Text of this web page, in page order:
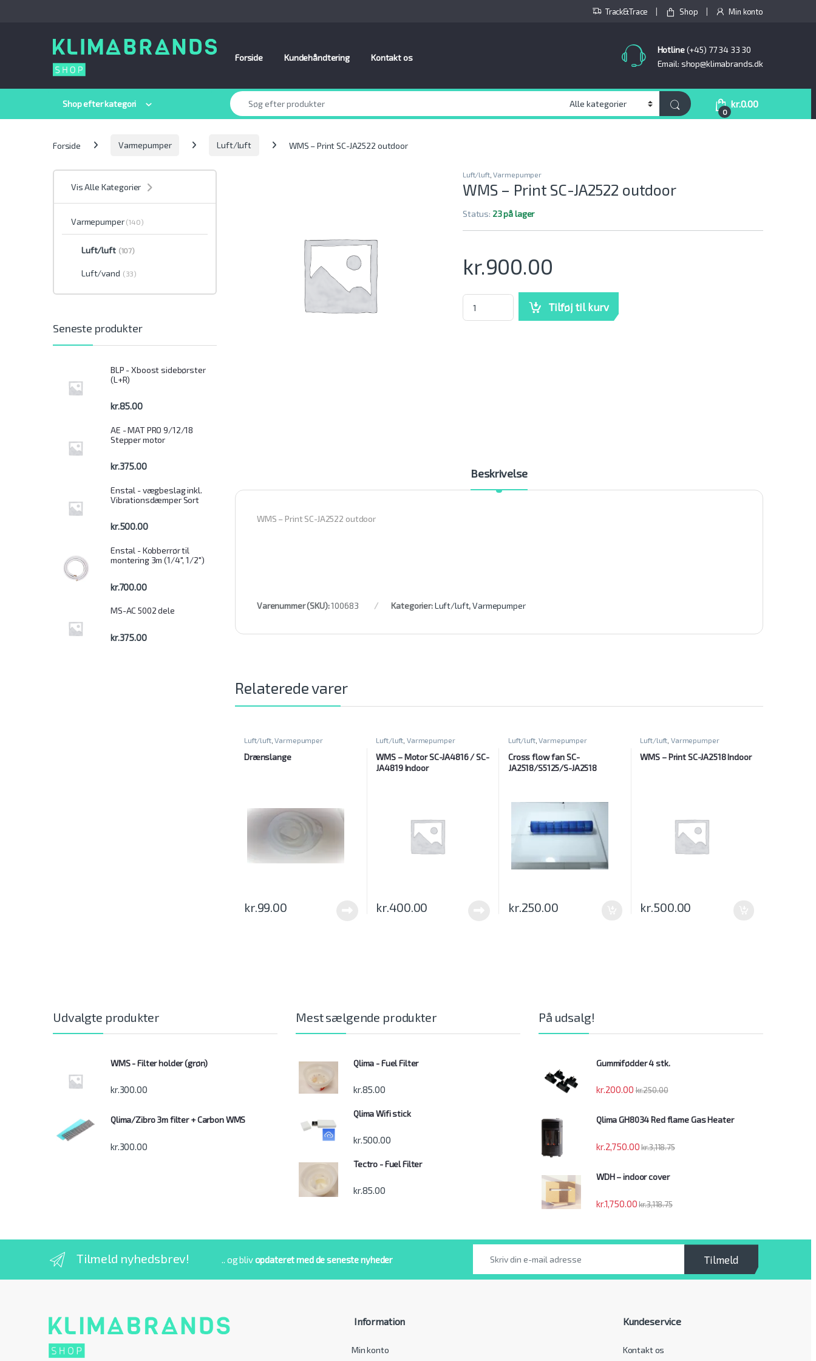
Track&Trace Shop Min konto
Forside Kundehåndtering Kontakt os
Hotline(+45) 77 34 33 30
Email: shop@klimabrands.dk
Shop efter kategori
Søge efter:
0
kr.0.00
Forside Varmepumper Luft/luft WMS – Print SC-JA2522 outdoor
Luft/luft,Varmepumper
WMS – Print SC-JA2522 outdoor
Status: 23 på lager
kr.900.00
WMS - Print SC-JA2522 outdoor mængde
Tilføj til kurv
Beskrivelse
WMS – Print SC-JA2522 outdoor
Varenummer (SKU):100683 Kategorier:Luft/luft,Varmepumper
Relaterede varer
Luft/luft,Varmepumper
Drænslange
kr.99.00
Luft/luft Varmepumper
WMS – Motor SC-JA4816 / SC-
JA4819 Indoor
kr.400.00
Luft/luft,Varmepumper
Cross flow fan SC-
JA2518/S5125/S-JA2518
kr.250.00
Luft/luft Varmepumper
WMS – Print SC-JA2518 Indoor
kr.500.00
Vis Alle Kategorier
Varmepumper (140)
Luft/luft (107)
Luft/vand (33)
Seneste produkter
BLP - Xboost sidebørster
(L+R)
kr.85.00
AE - MAT PRO 9/12/18
Stepper motor
kr.375.00
Enstal - vægbeslag inkl.
Vibrationsdæmper Sort
kr.500.00
Enstal - Kobberrør til
montering 3m (1/4", 1/2")
kr.700.00
MS-AC 5002 dele
kr.375.00
Udvalgte produkter
WMS - Filter holder (grøn)
kr.300.00
Qlima/Zibro 3m filter + Carbon WMS
kr.300.00
Mest sælgende produkter
Qlima - Fuel Filter
kr.85.00
Qlima Wifi stick
kr.500.00
Tectro - Fuel Filter
kr.85.00
På udsalg!
Gummifødder 4 stk.
kr.200.00 kr.250.00
Qlima GH8034 Red flame Gas Heater
kr.2,750.00 kr.3,118.75
WDH – indoor cover
kr.1,750.00 kr.3,118.75
Tilmeld nyhedsbrev! .. og blivopdateret med de seneste nyheder Tilmeld
Information
Min konto
Kundeservice
Kontakt os